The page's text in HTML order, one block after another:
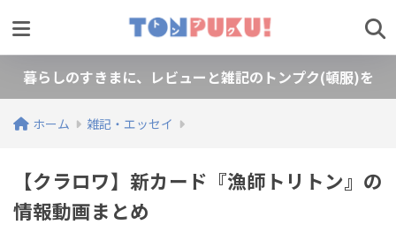
暮らしのすきまに、レビューと雑記のトンプク(頓服)を
ホーム 雑記・エッセイ
【クラロワ】新カード『漁師トリトン』の
情報動画まとめ